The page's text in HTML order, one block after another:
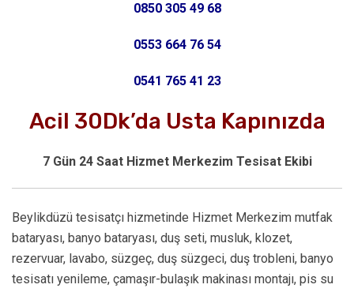
0850 305 49 68
0553 664 76 54
0541 765 41 23
Acil 30Dk’da Usta Kapınızda
7 Gün 24 Saat Hizmet Merkezim Tesisat Ekibi
Beylikdüzü tesisatçı hizmetinde Hizmet Merkezim mutfak
bataryası, banyo bataryası, duş seti, musluk, klozet,
rezervuar, lavabo, süzgeç, duş süzgeci, duş trobleni, banyo
tesisatı yenileme, çamaşır-bulaşık makinası montajı, pis su